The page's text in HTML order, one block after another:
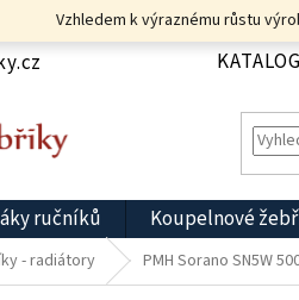
Vzhledem k výraznému růstu
ručníků Koupelnové
- radiátory PMH Sorano SN5W